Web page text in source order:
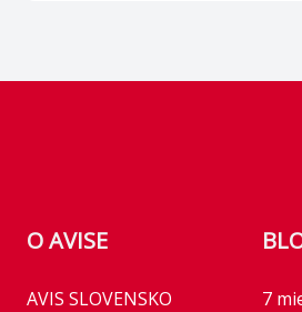
O AVISE
AVIS SLOVENSKO
7